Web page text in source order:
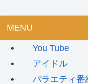
MENU
You Tube
アイドル
バラエティ番